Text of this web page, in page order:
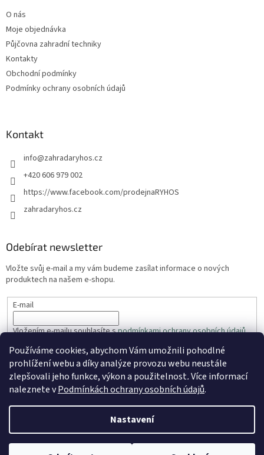
Používáme cookies, abychom Vám umožnili pohodlné
prohlížení webu a díky analýze provozu webu neustále
zlepšovali jeho funkce, výkon a použitelnost.Více informací
naleznete vPodmínkách ochrany osobních údajů.
Nastavení
O nás
Moje objednávka
Půjčovna zahradní techniky
Kontakty
Obchodní podmínky
Podmínky ochrany osobních údajů
Kontakt
info@zahradaryhos.cz
+420 606 979 002
https://www.facebook.com/prodejnaRYHOS
zahradaryhos.cz
Odebírat newsletter
Vložte svůj e-mail a my vám budeme zasílat informace o nových
produktech na našem e-shopu.
E-mail
Vložením e-mailu souhlasíte spodmínkami ochrany osobních údajů
PŘIHLÁSIT SE
Copyright 2026ZahradaRyhos.cz. Všechna práva vyhrazena.